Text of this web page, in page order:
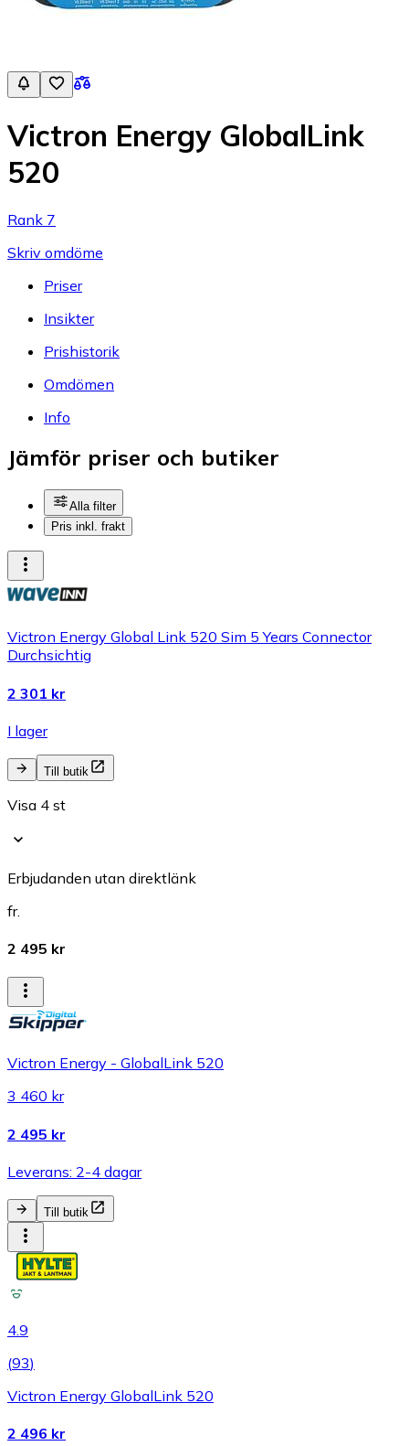
Victron Energy GlobalLink
520
Rank 7
Skriv omdöme
Priser
Insikter
Prishistorik
Omdömen
Info
Jämför priser och butiker
Alla filter
Pris inkl. frakt
Victron Energy Global Link 520 Sim 5 Years Connector
Durchsichtig
2 301 kr
I lager
Till butik
Visa 4 st
Erbjudanden utan direktlänk
fr.
2 495 kr
Victron Energy - GlobalLink 520
3 460 kr
2 495 kr
Leverans: 2-4 dagar
Till butik
4.9
(93)
Victron Energy GlobalLink 520
2 496 kr